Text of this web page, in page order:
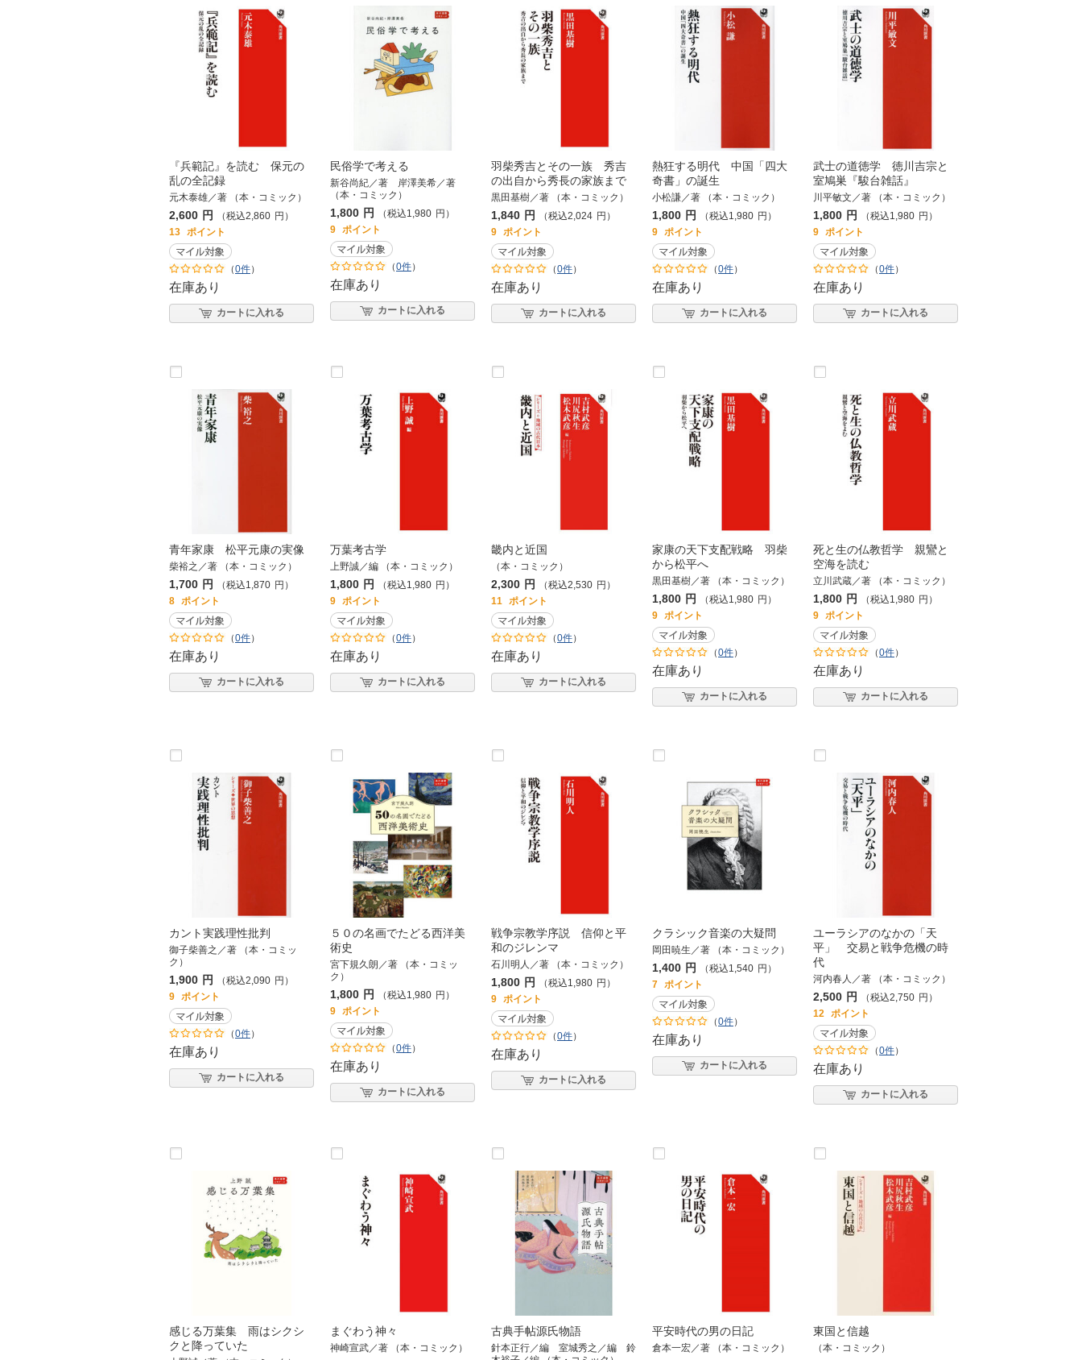
『兵範記』を読む 保元の
乱の全記録
元木泰雄／著 （本・コミック）
2,600 円 （税込2,860 円 ）
13 ポイント
（0件）
在庫あり
カートに入れる
民俗学で考える
新谷尚紀／著 岸澤美希／著
（本・コミック）
1,800 円 （税込1,980 円 ）
9 ポイント
（0件）
在庫あり
カートに入れる
羽柴秀吉とその一族 秀吉
の出自から秀長の家族まで
黒田基樹／著 （本・コミック）
1,840 円 （税込2,024 円 ）
9 ポイント
（0件）
在庫あり
カートに入れる
熱狂する明代 中国「四大
奇書」の誕生
小松謙／著 （本・コミック）
1,800 円 （税込1,980 円 ）
9 ポイント
（0件）
在庫あり
カートに入れる
武士の道徳学 徳川吉宗と
室鳩巣『駿台雑話』
川平敏文／著 （本・コミック）
1,800 円 （税込1,980 円 ）
9 ポイント
（0件）
在庫あり
カートに入れる
青年家康 松平元康の実像
柴裕之／著 （本・コミック）
1,700 円 （税込1,870 円 ）
8 ポイント
（0件）
在庫あり
カートに入れる
万葉考古学
上野誠／編 （本・コミック）
1,800 円 （税込1,980 円 ）
9 ポイント
（0件）
在庫あり
カートに入れる
畿内と近国
（本・コミック）
2,300 円 （税込2,530 円 ）
11 ポイント
（0件）
在庫あり
カートに入れる
家康の天下支配戦略 羽柴
から松平へ
黒田基樹／著 （本・コミック）
1,800 円 （税込1,980 円 ）
9 ポイント
（0件）
在庫あり
カートに入れる
死と生の仏教哲学 親鸞と
空海を読む
立川武蔵／著 （本・コミック）
1,800 円 （税込1,980 円 ）
9 ポイント
（0件）
在庫あり
カートに入れる
カント実践理性批判
御子柴善之／著 （本・コミッ
ク）
1,900 円 （税込2,090 円 ）
9 ポイント
（0件）
在庫あり
カートに入れる
５０の名画でたどる西洋美
術史
宮下規久朗／著 （本・コミッ
ク）
1,800 円 （税込1,980 円 ）
9 ポイント
（0件）
在庫あり
カートに入れる
戦争宗教学序説 信仰と平
和のジレンマ
石川明人／著 （本・コミック）
1,800 円 （税込1,980 円 ）
9 ポイント
（0件）
在庫あり
カートに入れる
クラシック音楽の大疑問
岡田暁生／著 （本・コミック）
1,400 円 （税込1,540 円 ）
7 ポイント
（0件）
在庫あり
カートに入れる
ユーラシアのなかの「天
平」 交易と戦争危機の時
代
河内春人／著 （本・コミック）
2,500 円 （税込2,750 円 ）
12 ポイント
（0件）
在庫あり
カートに入れる
感じる万葉集 雨はシクシ
クと降っていた
まぐわう神々
神崎宣武／著 （本・コミック）
古典手帖源氏物語
針本正行／編 室城秀之／編 鈴
平安時代の男の日記
倉本一宏／著 （本・コミック）
東国と信越
（本・コミック）